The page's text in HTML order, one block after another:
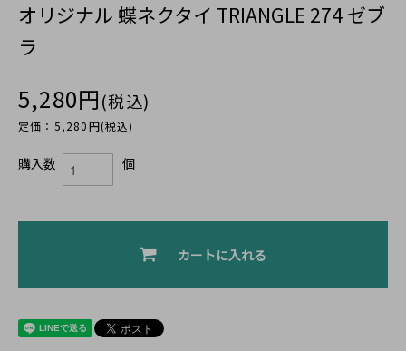
オリジナル 蝶ネクタイ TRIANGLE 274 ゼブ
ラ
5,280円(税込)
定価：5,280円(税込)
購入数 個
カートに入れる